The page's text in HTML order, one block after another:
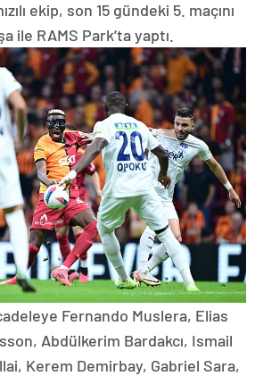
ekip, son 15 gündeki 5. maçını
ile RAMS Park’ta yaptı.
Fernando Muslera, Elias
Abdülkerim Bardakcı, Ismail
Kerem Demirbay, Gabriel Sara,